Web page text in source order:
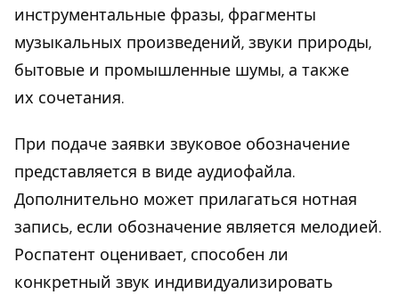
инструментальные фразы, фрагменты
музыкальных произведений, звуки природы,
бытовые и промышленные шумы, а также
их сочетания.
При подаче заявки звуковое обозначение
представляется в виде аудиофайла.
Дополнительно может прилагаться нотная
запись, если обозначение является мелодией.
Роспатент оценивает, способен ли
конкретный звук индивидуализировать